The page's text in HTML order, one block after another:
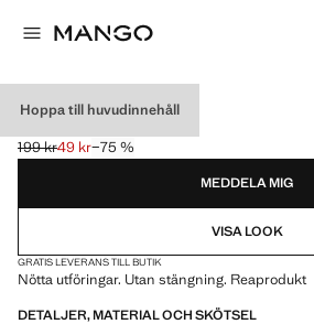
Hoppa till huvudinnehåll
SLITEN KANT SCARF
Ursprungligt pris överstruket [199 kr ]
199 kr
Gällande pris [49 kr ]
49 kr−75 %
Välj en färg
MEDDELA MIG
VISA LOOK
GRATIS LEVERANS TILL BUTIK
Nötta utföringar. Utan stängning. Reaprodukt
DETALJER, MATERIAL OCH SKÖTSEL